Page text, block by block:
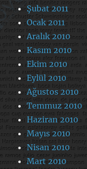
Şubat 2011
Ocak 2011
Aralık 2010
Kasım 2010
Ekim 2010
Eylül 2010
Ağustos 2010
Temmuz 2010
Haziran 2010
Mayıs 2010
Nisan 2010
Mart 2010